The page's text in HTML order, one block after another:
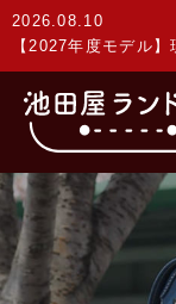
2026.08.10
【2027年度モデル